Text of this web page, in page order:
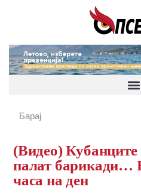
(Видео) Кубанците
палат барикади…
часа на ден